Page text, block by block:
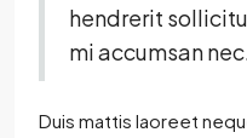
hendrerit
mi accumsan
Duis mattis laoreet